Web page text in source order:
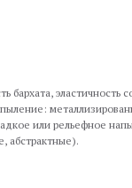
бархата,
или рельефное
абстрактные).